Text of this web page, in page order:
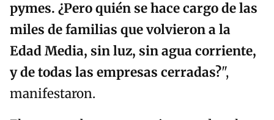
pymes. ¿Pero quién se hace cargo de las
miles de familias que volvieron a la
Edad Media, sin luz, sin agua corriente,
y de todas las empresas cerradas?",
manifestaron.